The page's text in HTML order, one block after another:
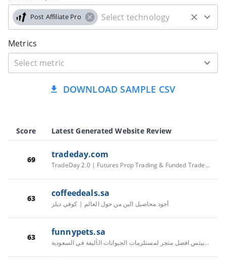
Post Affiliate Pro
Metrics
DOWNLOAD SAMPLE CSV
Score Latest Generated Website Review
69 tradeday.com
TradeDay 2.0 | Futures Prop Trading & Funded Trader Accounts
63 coffeedeals.sa
أجود محاصيل البن من حول العالم | كوفي ديلز
63 funnypets.sa
فانى بيتس افضل متجر لمستلزمات الحيوانات الأليفة في السعودية